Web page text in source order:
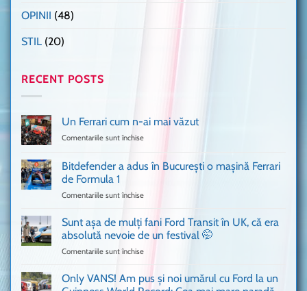
OPINII (48)
STIL (20)
RECENT POSTS
Un Ferrari cum n-ai mai văzut
Comentariile sunt închise
Ferrari
cum
văzut
Bitdefender a adus în București o mașină Ferrari
de Formula 1
Comentariile sunt închise
a
adus
în
mașină
Ferrari
Sunt așa de mulți fani Ford Transit în UK, că era
absolută nevoie de un festival 🤭
Comentariile sunt închise
de
Only VANS! Am pus și noi umărul cu Ford la un